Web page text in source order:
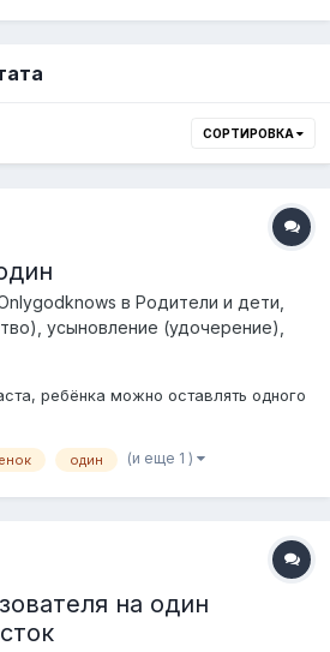
СОРТИРОВКА
в Родители и дети,
усыновление (удочерение),
ребёнка можно оставлять одного
один (и еще 1 )
на один